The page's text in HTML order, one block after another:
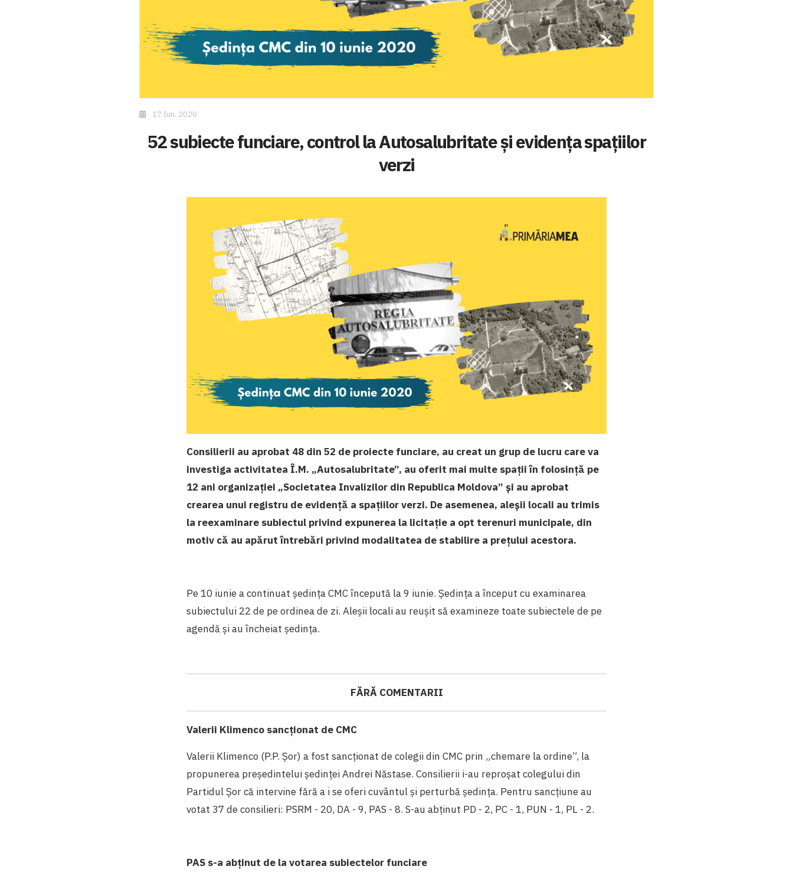
17 Iun. 2020
52 subiecte funciare, control la Autosalubritate și evidența spațiilor
verzi
Consilierii au aprobat 48 din 52 de proiecte funciare, au creat un grup de lucru care va
investiga activitatea Î.M. „Autosalubritate”, au oferit mai multe spații în folosință pe
12 ani organizației „Societatea Invalizilor din Republica Moldova” și au aprobat
crearea unui registru de evidență a spațiilor verzi. De asemenea, aleșii locali au trimis
la reexaminare subiectul privind expunerea la licitație a opt terenuri municipale, din
motiv că au apărut întrebări privind modalitatea de stabilire a prețului acestora.
Pe 10 iunie a continuat ședința CMC începută la 9 iunie. Ședința a început cu examinarea
subiectului 22 de pe ordinea de zi. Aleșii locali au reușit să examineze toate subiectele de pe
agendă și au încheiat ședința.
FĂRĂ COMENTARII
Valerii Klimenco sancționat de CMC
Valerii Klimenco (P.P. Șor) a fost sancționat de colegii din CMC prin „chemare la ordine”, la
propunerea președintelui ședinței Andrei Năstase. Consilierii i-au reproșat colegului din
Partidul Șor că intervine fără a i se oferi cuvântul și perturbă ședința. Pentru sancțiune au
votat 37 de consilieri: PSRM - 20, DA - 9, PAS - 8. S-au abținut PD - 2, PC - 1, PUN - 1, PL - 2.
PAS s-a abținut de la votarea subiectelor funciare